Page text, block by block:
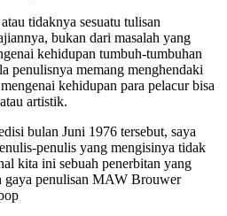
tidaknya sesuatu tulisan
bukan dari masalah yang
kehidupan tumbuh-tumbuhan
penulisnya memang menghendaki
kehidupan para pelacur bisa
artistik.
bulan Juni 1976 tersebut, saya
penulis yang mengisinya tidak
kita ini sebuah penerbitan yang
gaya penulisan MAW Brouwer